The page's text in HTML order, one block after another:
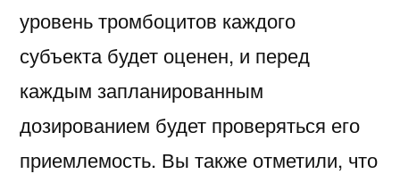
уровень тромбоцитов каждого
субъекта будет оценен, и перед
каждым запланированным
дозированием будет проверяться его
приемлемость. Вы также отметили, что